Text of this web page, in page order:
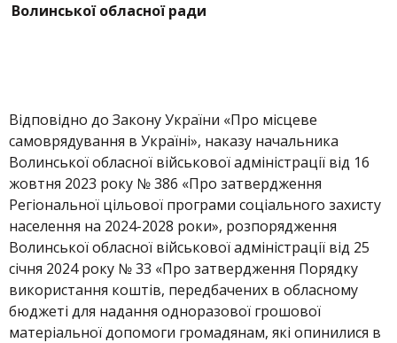
Волинської обласної ради
Відповідно до Закону України «Про місцеве
самоврядування в Україні», наказу начальника
Волинської обласної військової адміністрації від 16
жовтня 2023 року № 386 «Про затвердження
Регіональної цільової програми соціального захисту
населення на 2024-2028 роки», розпорядження
Волинської обласної військової адміністрації від 25
січня 2024 року № 33 «Про затвердження Порядку
використання коштів, передбачених в обласному
бюджеті для надання одноразової грошової
матеріальної допомоги громадянам, які опинилися в